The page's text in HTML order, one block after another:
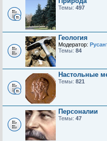
Темы: 497
Геология
Модератор:
Темы: 84
Настольные
Темы: 821
Персоналии
Темы: 47